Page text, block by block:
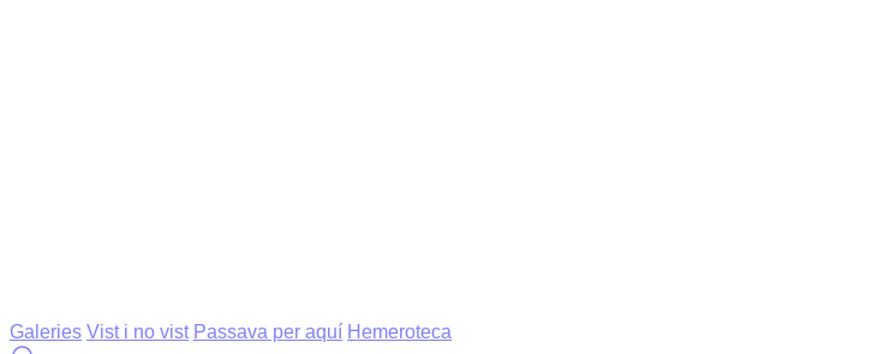
Galeries Vist i no vist Passava per aquí Hemeroteca